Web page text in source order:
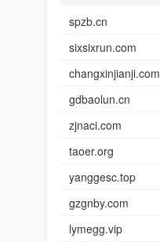
spzb.cn
sixsixrun.com
changxinjianji.com
gdbaolun.cn
zjnaci.com
taoer.org
yanggesc.top
gzgnby.com
lymegg.vip